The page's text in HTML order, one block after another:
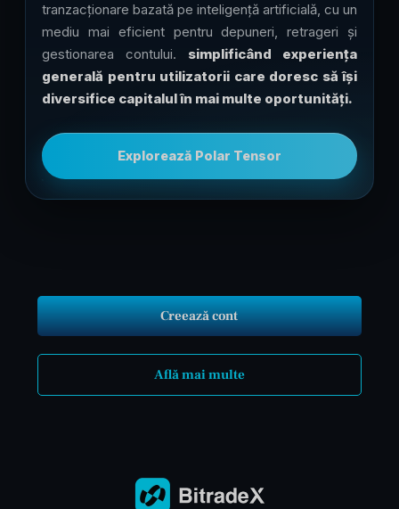
tranzacționare bazată pe inteligență artificială, cu un
mediu mai eficient pentru depuneri, retrageri și
gestionarea contului. simplificând experiența
generală pentru utilizatorii care doresc să își
diversifice capitalul în mai multe oportunități.
Explorează Polar Tensor
Creează cont
Află mai multe